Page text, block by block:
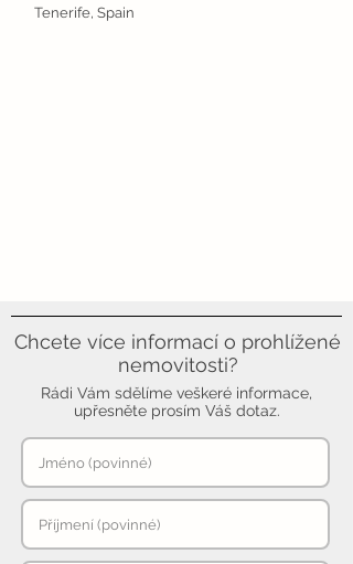
Tenerife, Spain
Chcete více informací o prohlížené
nemovitosti?
Rádi Vám sdělíme veškeré informace,
upřesněte prosím Váš dotaz.